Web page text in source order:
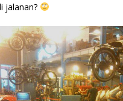
jalanan?